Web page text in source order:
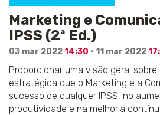
Marketing e
IPSS (2ª Ed.)
03 mar 202214:30 · 11 mar 2022
Proporcionar uma visão geral
estratégica que o Marketing e a
sucesso de qualquer IPSS, no
produtividade e na melhoria